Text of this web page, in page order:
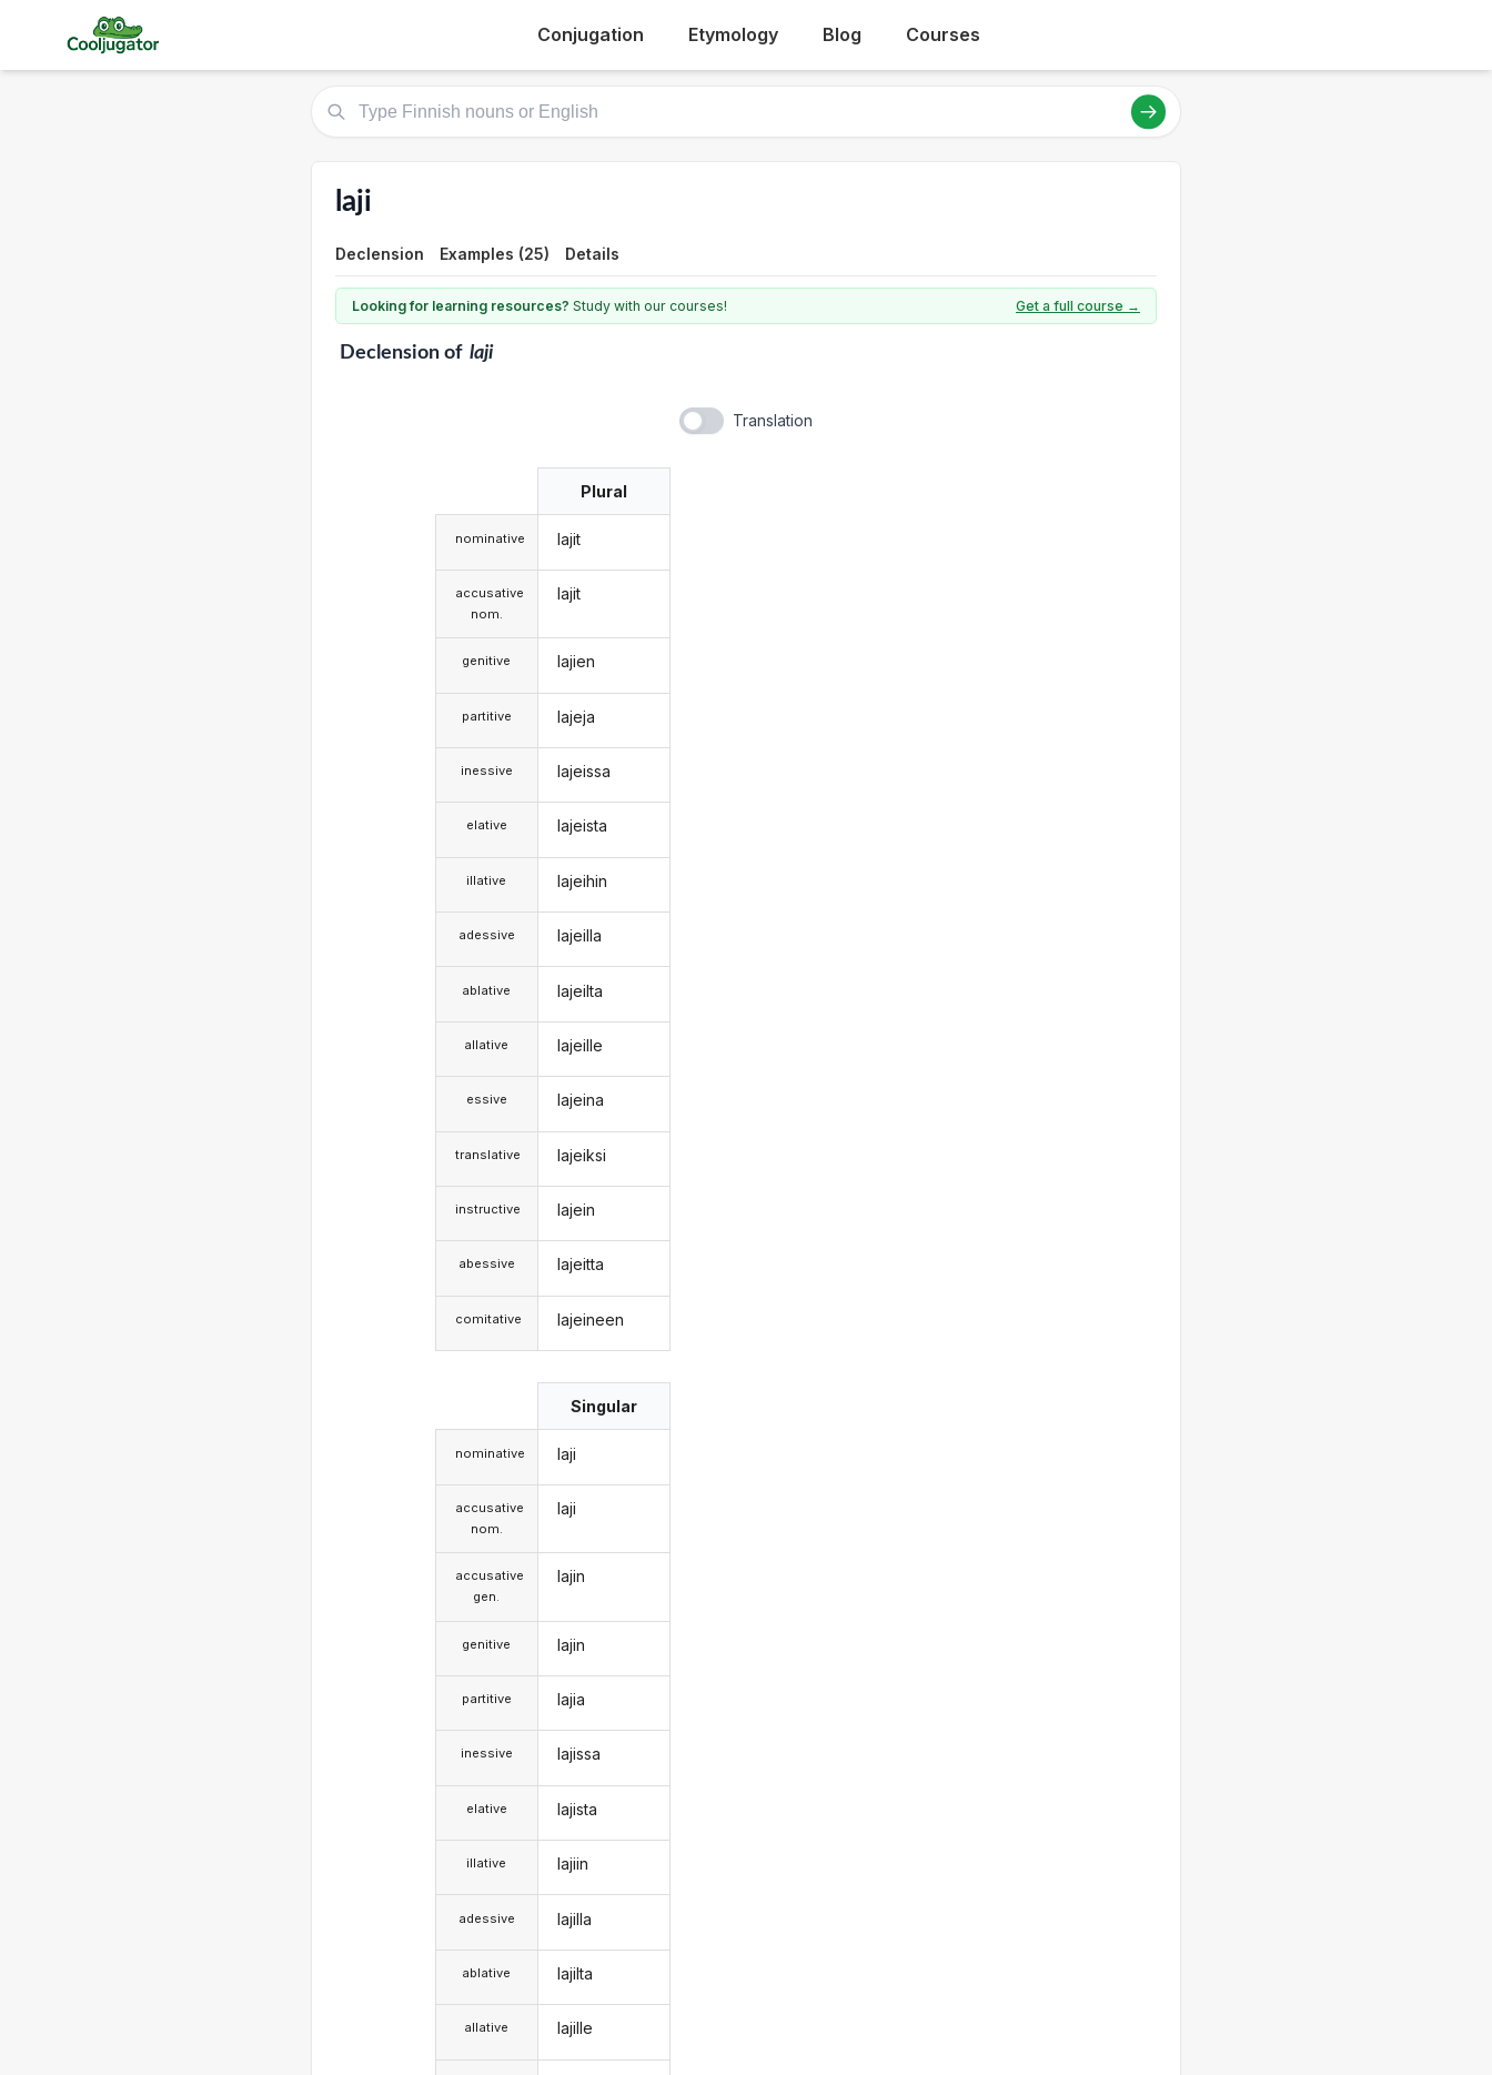
Conjugation Etymology Blog Courses
laji
Declension Examples (25) Details
Looking for learning resources? Study with our courses! Get a full course →
Declensionof laji
Translation
nominative
accusative
nom.
genitive
partitive
inessive
elative
illative
adessive
ablative
allative
essive
translative
instructive
abessive
comitative
Plural
lajit
lajit
lajien
lajeja
lajeissa
lajeista
lajeihin
lajeilla
lajeilta
lajeille
lajeina
lajeiksi
lajein
lajeitta
lajeineen
nominative
accusative
nom.
accusative
gen.
genitive
partitive
inessive
elative
illative
adessive
ablative
allative
Singular
laji
laji
lajin
lajin
lajia
lajissa
lajista
lajiin
lajilla
lajilta
lajille